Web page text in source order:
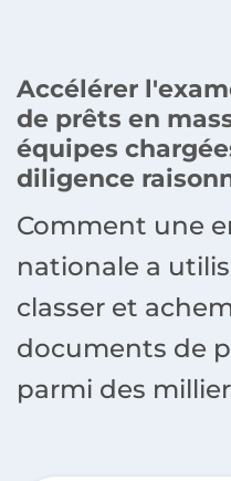
Accélérer
de prêts en
équipes
diligence
Comment une
nationale a
classer et
documents de
parmi des